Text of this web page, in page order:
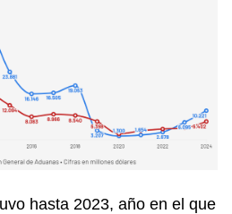
hasta 2023, año en el que